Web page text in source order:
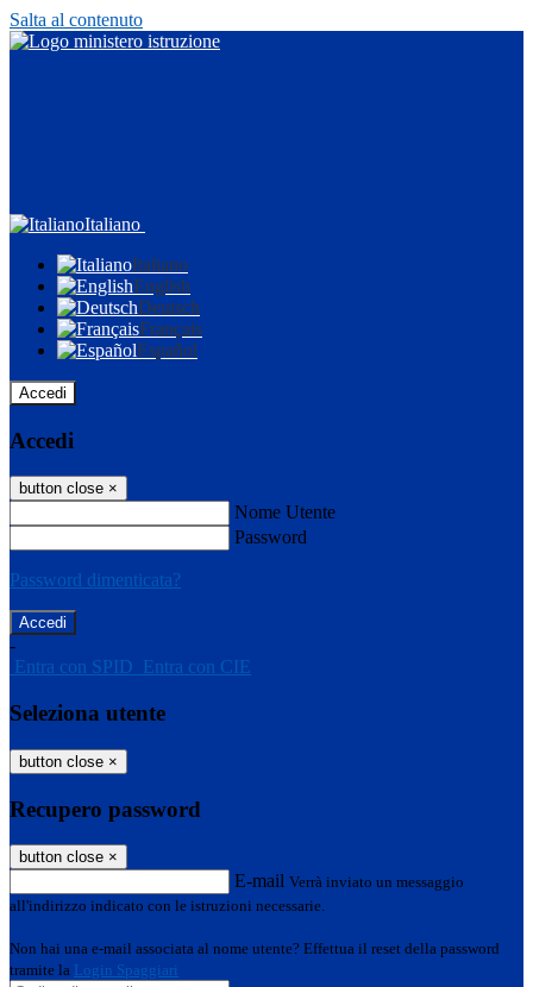
Salta al contenuto
Italiano
Italiano
English
Deutsch
Français
Español
Accedi
Accedi
button close ×
Nome Utente
Password
Password dimenticata?
-
Entra con SPID Entra con CIE
Seleziona utente
button close ×
Recupero password
button close ×
E-mail Verrà inviato un messaggio
all'indirizzo indicato con le istruzioni necessarie.
Non hai una e-mail associata al nome utente? Effettua il reset della password
tramite la Login Spaggiari